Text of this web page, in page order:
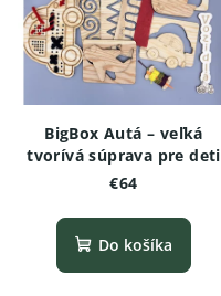
u
p
BigBox Autá – veľká
tvorívá súprava pre deti
€64
Do košíka